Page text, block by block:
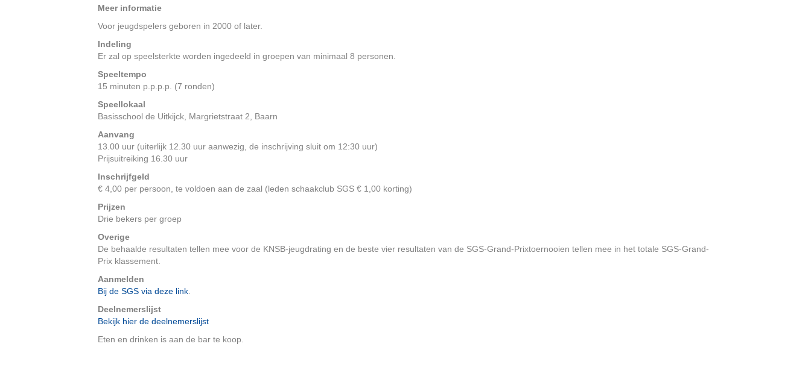
Meer informatie
Voor jeugdspelers geboren in 2000 of later.
Indeling
Er zal op speelsterkte worden ingedeeld in groepen van minimaal 8 personen.
Speeltempo
15 minuten p.p.p.p. (7 ronden)
Speellokaal
Basisschool de Uitkijck, Margrietstraat 2, Baarn
Aanvang
13.00 uur (uiterlijk 12.30 uur aanwezig, de inschrijving sluit om 12:30 uur)
Prijsuitreiking 16.30 uur
Inschrijfgeld
€ 4,00 per persoon, te voldoen aan de zaal (leden schaakclub SGS € 1,00 korting)
Prijzen
Drie bekers per groep
Overige
De behaalde resultaten tellen mee voor de KNSB-jeugdrating en de beste vier resultaten van de SGS-Grand-Prixtoernooien tellen mee in het totale SGS-Grand-
Prix klassement.
Aanmelden
Bij de SGS via deze link
Deelnemerslijst
Bekijk hier de deelnemerslijst
Eten en drinken is aan de bar te koop.